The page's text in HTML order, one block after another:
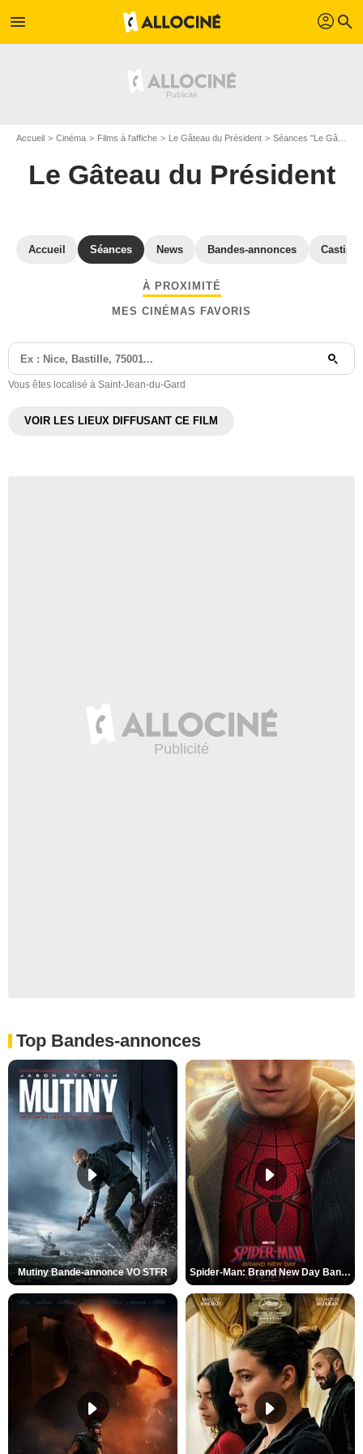
menu profil search
Accueil Cinéma Films à l'affiche Le Gâteau du Président Séances "Le Gâteau du Président" Gard
Le Gâteau du Président
Accueil Séances News Bandes-annonces Casting
À PROXIMITÉ
MES CINÉMAS FAVORIS
Vous êtes localisé à Saint-Jean-du-Gard
VOIR LES LIEUX DIFFUSANT CE FILM
Top Bandes-annonces
Mutiny Bande-annonce VO STFR Spider-Man: Brand New Day Bande-annonce VO STFR